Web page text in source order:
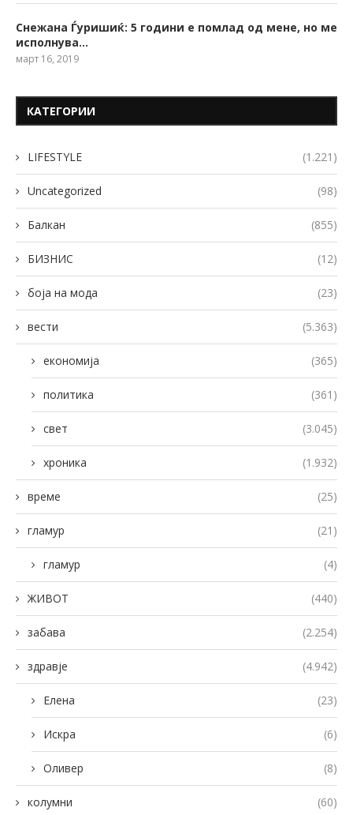
Снежана Ѓуришиќ: 5 години е помлад од мене, но ме
исполнува…
март 16, 2019
КАТЕГОРИИ
LIFESTYLE (1.221)
Uncategorized (98)
Балкан (855)
БИЗНИС (12)
боја на мода (23)
вести (5.363)
економија (365)
политика (361)
свет (3.045)
хроника (1.932)
време (25)
гламур (21)
гламур (4)
ЖИВОТ (440)
забава (2.254)
здравје (4.942)
Елена (23)
Искра (6)
Оливер (8)
колумни (60)